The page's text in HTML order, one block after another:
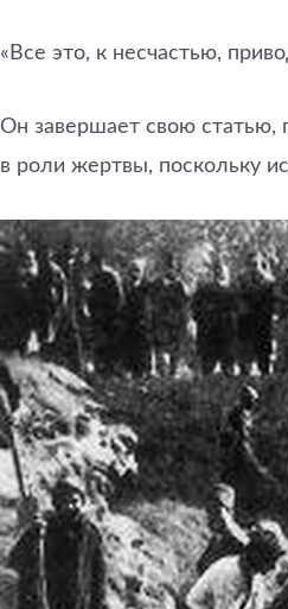
«Все это, к несчастью,
Он завершает свою статью,
в роли жертвы, поскольку